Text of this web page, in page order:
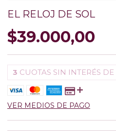
EL RELOJ DE SOL
$39.000,00
3 CUOTAS SIN INTERÉS DE
VER MEDIOS DE PAGO